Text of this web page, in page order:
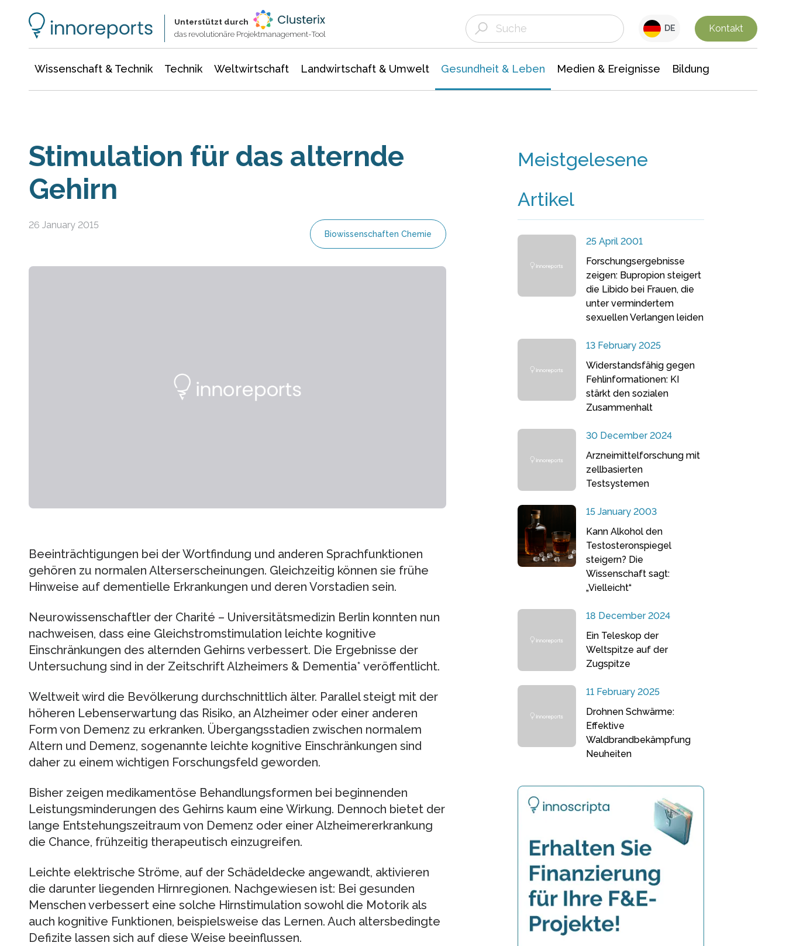
Unterstützt durch
das revolutionäre Projektmanagement-Tool
DE Kontakt
Wissenschaft & Technik Technik Weltwirtschaft Landwirtschaft & Umwelt Gesundheit & Leben Medien & Ereignisse Bildung
Stimulation für das alternde
Gehirn
26 January 2015
Biowissenschaften Chemie
Beeinträchtigungen bei der Wortfindung und anderen Sprachfunktionen
gehören zu normalen Alterserscheinungen. Gleichzeitig können sie frühe
Hinweise auf dementielle Erkrankungen und deren Vorstadien sein.
Neurowissenschaftler der Charité – Universitätsmedizin Berlin konnten nun
nachweisen, dass eine Gleichstromstimulation leichte kognitive
Einschränkungen des alternden Gehirns verbessert. Die Ergebnisse der
Untersuchung sind in der Zeitschrift Alzheimers & Dementia* veröffentlicht.
Weltweit wird die Bevölkerung durchschnittlich älter. Parallel steigt mit der
höheren Lebenserwartung das Risiko, an Alzheimer oder einer anderen
Form von Demenz zu erkranken. Übergangsstadien zwischen normalem
Altern und Demenz, sogenannte leichte kognitive Einschränkungen sind
daher zu einem wichtigen Forschungsfeld geworden.
Bisher zeigen medikamentöse Behandlungsformen bei beginnenden
Leistungsminderungen des Gehirns kaum eine Wirkung. Dennoch bietet der
lange Entstehungszeitraum von Demenz oder einer Alzheimererkrankung
die Chance, frühzeitig therapeutisch einzugreifen.
Leichte elektrische Ströme, auf der Schädeldecke angewandt, aktivieren
die darunter liegenden Hirnregionen. Nachgewiesen ist: Bei gesunden
Menschen verbessert eine solche Hirnstimulation sowohl die Motorik als
auch kognitive Funktionen, beispielsweise das Lernen. Auch altersbedingte
Defizite lassen sich auf diese Weise beeinflussen.
Meistgelesene
Artikel
25 April 2001
Forschungsergebnisse
zeigen: Bupropion steigert
die Libido bei Frauen, die
unter vermindertem
sexuellen Verlangen leiden
13 February 2025
Widerstandsfähig gegen
Fehlinformationen: KI
stärkt den sozialen
Zusammenhalt
30 December 2024
Arzneimittelforschung mit
zellbasierten
Testsystemen
15 January 2003
Kann Alkohol den
Testosteronspiegel
steigern? Die
Wissenschaft sagt:
„Vielleicht“
18 December 2024
Ein Teleskop der
Weltspitze auf der
Zugspitze
11 February 2025
Drohnen Schwärme:
Effektive
Waldbrandbekämpfung
Neuheiten